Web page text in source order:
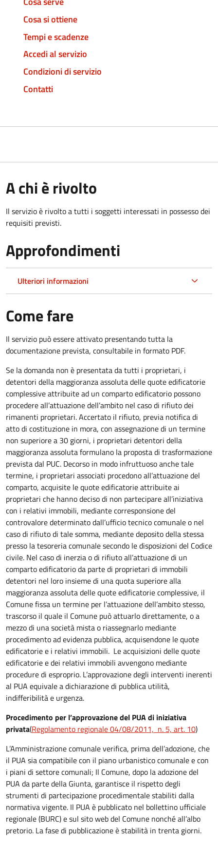
Cosa si ottiene
Tempi e scadenze
Accedi al servizio
Condizioni di servizio
Contatti
A chi è rivolto
Il servizio è rivolto a tutti i soggetti interessati in possesso dei
requisiti previsti.
Approfondimenti
Ulteriori informazioni
Come fare
Il servizio può essere attivato presentando tutta la
documentazione prevista, consultabile in formato PDF.
Se la domanda non è presentata da tutti i proprietari, i
detentori della maggioranza assoluta delle quote edificatorie
complessive attribuite ad un comparto edificatorio possono
procedere all’attuazione dell’ambito nel caso di rifiuto dei
rimanenti proprietari. Accertato il rifiuto, previa notifica di
atto di costituzione in mora, con assegnazione di un termine
non superiore a 30 giorni, i proprietari detentori della
maggioranza assoluta formulano la proposta di trasformazione
prevista dal PUC. Decorso in modo infruttuoso anche tale
termine, i proprietari associati procedono all’attuazione del
comparto, acquisite le quote edificatorie attribuite ai
proprietari che hanno deciso di non partecipare all’iniziativa
con i relativi immobili, mediante corresponsione del
controvalore determinato dall’ufficio tecnico comunale o nel
caso di rifiuto di tale somma, mediante deposito della stessa
presso la tesoreria comunale secondo le disposizioni del Codice
civile. Nel caso di inerzia o di rifiuto all’attuazione di un
comparto edificatorio da parte di proprietari di immobili
detentori nel loro insieme di una quota superiore alla
maggioranza assoluta delle quote edificatorie complessive, il
Comune fissa un termine per l’attuazione dell’ambito stesso,
trascorso il quale il Comune può attuarlo direttamente, o a
mezzo di una società mista o riassegnarlo mediante
procedimento ad evidenza pubblica, acquisendone le quote
edificatorie e i relativi immobili. Le acquisizioni delle quote
edificatorie e dei relativi immobili avvengono mediante
procedure di esproprio. L’approvazione degli interventi inerenti
al PUA equivale a dichiarazione di pubblica utilità,
indifferibilità e urgenza.
Procedimento per l’approvazione del PUA di iniziativa
privata(Regolamento regionale 04/08/2011, n. 5, art. 10)
L’Amministrazione comunale verifica, prima dell’adozione, che
il PUA sia compatibile con il piano urbanistico comunale e con
i piani di settore comunali; Il Comune, dopo la adozione del
PUA da parte della Giunta, garantisce il rispetto degli
strumenti di partecipazione procedimentale stabiliti dalla
normativa vigente. Il PUA è pubblicato nel bollettino ufficiale
regionale (BURC) e sul sito web del Comune nonché all’albo
pretorio. La fase di pubblicazione è stabilità in trenta giorni.